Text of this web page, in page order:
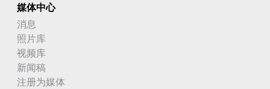
媒体中心
消息
照片库
视频库
新闻稿
注册为媒体